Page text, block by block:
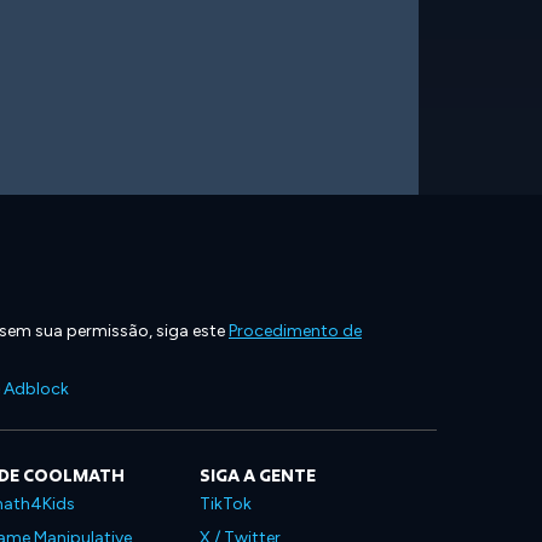
sua permissão, siga esteProcedimento de
Adblock
COOLMATH
Manipulative
SIGA A GENTE
TikTok
X / Twitter